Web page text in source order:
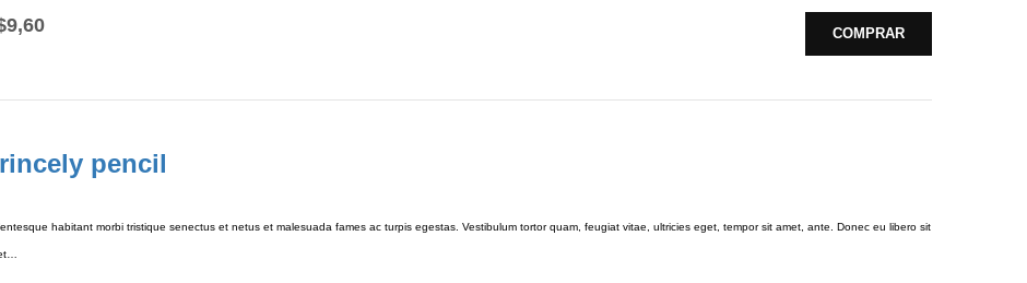
9,60 COMPRAR
pencil
habitant morbi tristique senectus et netus et malesuada fames ac turpis egestas. Vestibulum tortor quam, feugiat vitae, ultricies eget, tempor sit amet, ante. Donec eu libero sit